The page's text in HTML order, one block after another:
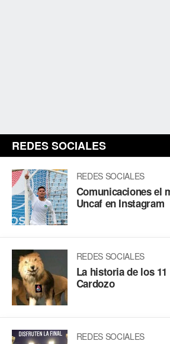
REDES SOCIALES
REDES SOCIALES
Comunicaciones el
Uncaf en Instagram
REDES SOCIALES
La historia de los
Cardozo
REDES SOCIALES